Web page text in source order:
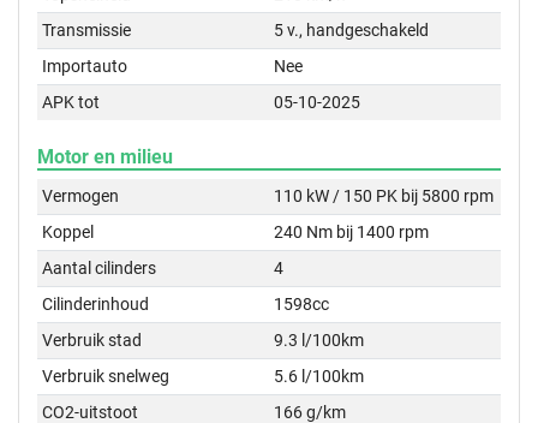
Transmissie
5 v., handgeschakeld
Importauto
Nee
APK tot
05-10-2025
Motor en milieu
Vermogen
110 kW / 150 PK bij 5800 rpm
Koppel
240 Nm bij 1400 rpm
Aantal cilinders
4
Cilinderinhoud
1598cc
Verbruik stad
9.3 l/100km
Verbruik snelweg
5.6 l/100km
CO2-uitstoot
166 g/km